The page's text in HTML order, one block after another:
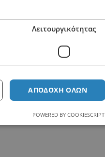
Λειτουργικότητας
ΑΠΟΔΟΧΉ ΌΛΩΝ
POWERED BY COOKIESCRIPT